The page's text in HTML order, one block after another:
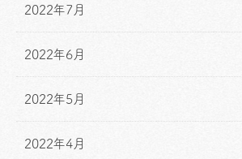
2022年7月
2022年6月
2022年5月
2022年4月